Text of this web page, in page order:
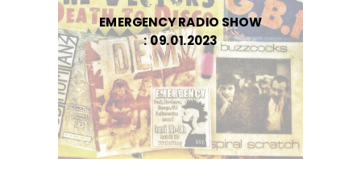
EMERGENCY RADIO SHOW
: 09.01.2023